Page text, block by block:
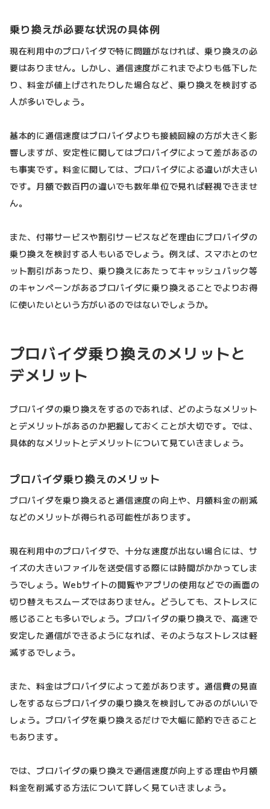
乗り換えが必要な状況の具体例
現在利用中のプロバイダで特に問題がなければ、乗り換えの必
要はありません。しかし、通信速度がこれまでよりも低下した
り、料金が値上げされたりした場合など、乗り換えを検討する
人が多いでしょう。
基本的に通信速度はプロバイダよりも接続回線の方が大きく影
響しますが、安定性に関してはプロバイダによって差があるの
も事実です。料金に関しては、プロバイダによる違いが大きい
です。月額で数百円の違いでも数年単位で見れば軽視できませ
ん。
また、付帯サービスや割引サービスなどを理由にプロバイダの
乗り換えを検討する人もいるでしょう。例えば、スマホとのセ
ット割引があったり、乗り換えにあたってキャッシュバック等
のキャンペーンがあるプロバイダに乗り換えることでよりお得
に使いたいという方がいるのではないでしょうか。
プロバイダ乗り換えのメリットと
デメリット
プロバイダの乗り換えをするのであれば、どのようなメリット
とデメリットがあるのか把握しておくことが大切です。では、
具体的なメリットとデメリットについて見ていきましょう。
プロバイダ乗り換えのメリット
プロバイダを乗り換えると通信速度の向上や、月額料金の削減
などのメリットが得られる可能性があります。
現在利用中のプロバイダで、十分な速度が出ない場合には、サ
イズの大きいファイルを送受信する際には時間がかかってしま
うでしょう。Webサイトの閲覧やアプリの使用などでの画面の
切り替えもスムーズではありません。どうしても、ストレスに
感じることも多いでしょう。プロバイダの乗り換えで、高速で
安定した通信ができるようになれば、そのようなストレスは軽
減するでしょう。
また、料金はプロバイダによって差があります。通信費の見直
しをするならプロバイダの乗り換えを検討してみるのがいいで
しょう。プロバイダを乗り換えるだけで大幅に節約できること
もあります。
では、プロバイダの乗り換えで通信速度が向上する理由や月額
料金を削減する方法について詳しく見ていきましょう。